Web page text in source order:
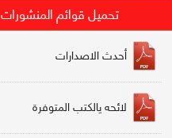
تاريخ (138)
فقه شافعي (132)
فقه حنفي (113)
تحميل قوائم المنشورات
أحدث الاصدارات
لائحه يالكتب المتوفرة